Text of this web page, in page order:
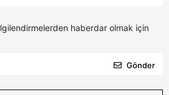
haberdar olmak için
Gönder